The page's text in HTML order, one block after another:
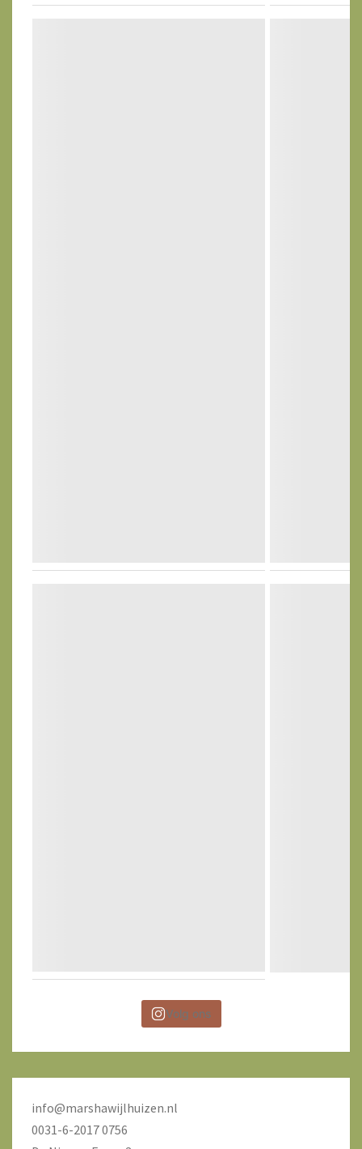
Volg ons
info@marshawijlhuizen.nl
0031-6-2017 0756